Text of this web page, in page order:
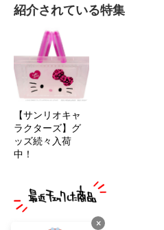
紹介されている特集
【サンリオキャ
ラクターズ】グ
ッズ続々入荷
中！
×